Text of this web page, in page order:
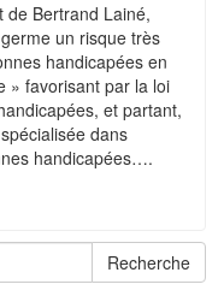
de Bertrand Lainé,
un risque très
handicapées en
» favorisant par la loi
et partant,
dans
handicapées….
Recherche